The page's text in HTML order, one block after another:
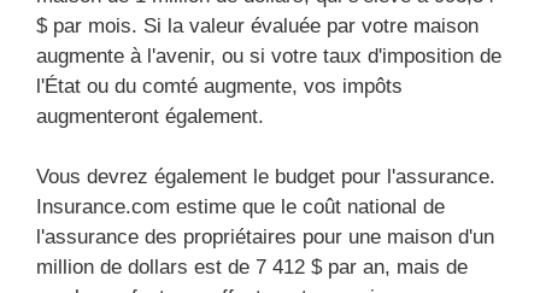
$ par mois. Si la valeur évaluée par votre maison
augmente à l'avenir, ou si votre taux d'imposition de
l'État ou du comté augmente, vos impôts
augmenteront également.
Vous devrez également le budget pour l'assurance.
Insurance.com estime que le coût national de
l'assurance des propriétaires pour une maison d'un
million de dollars est de 7 412 $ par an, mais de